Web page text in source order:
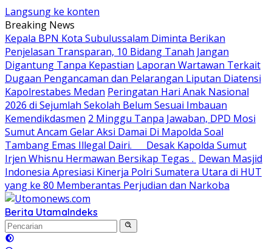
Langsung ke konten
Breaking News
Kepala BPN Kota Subulussalam Diminta Berikan
Penjelasan Transparan, 10 Bidang Tanah Jangan
Digantung Tanpa Kepastian Laporan Wartawan Terkait
Dugaan Pengancaman dan Pelarangan Liputan Diatensi
Kapolrestabes Medan Peringatan Hari Anak Nasional
2026 di Sejumlah Sekolah Belum Sesuai Imbauan
Kemendikdasmen 2 Minggu Tanpa Jawaban, DPD Mosi
Sumut Ancam Gelar Aksi Damai Di Mapolda Soal
Tambang Emas Illegal Dairi. Desak Kapolda Sumut
Irjen Whisnu Hermawan Bersikap Tegas . Dewan Masjid
Indonesia Apresiasi Kinerja Polri Sumatera Utara di HUT
yang ke 80 Memberantas Perjudian dan Narkoba
Berita UtamaIndeks